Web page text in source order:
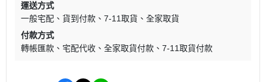
運送方式
一般宅配
貨到付款 7-11取貨
全家取貨
付款方式
轉帳匯款
宅配代收 全家取貨付款 7-11取貨付款